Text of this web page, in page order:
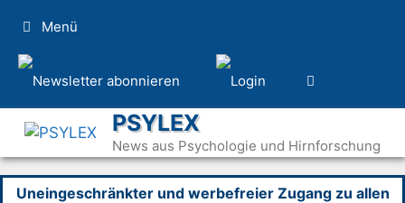
Inhalt
springen
Menü
PSYLEX
News aus Psychologie und Hirnforschung
Uneingeschränkter und werbefreier Zugang zu allen